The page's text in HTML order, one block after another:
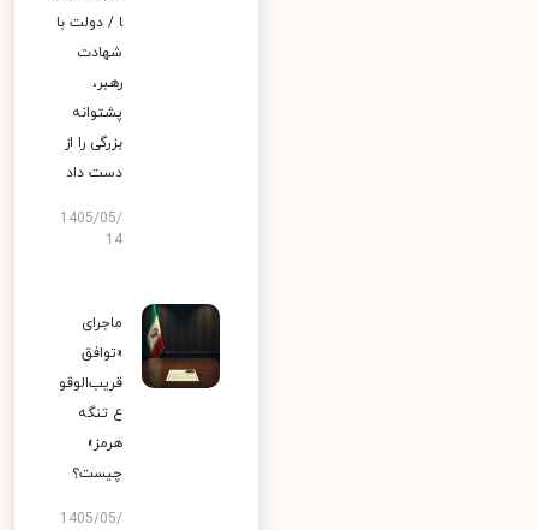
ا / دولت با
شهادت
رهبر،
پشتوانه
بزرگی را از
دست داد
1405/05/
14
ماجرای
«توافق
قریب‌الوقو
ع تنگه
هرمز»
چیست؟
1405/05/